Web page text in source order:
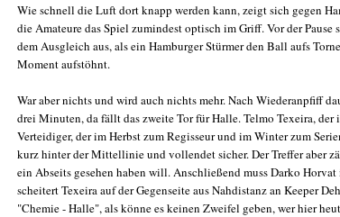
Wie schnell die Luft dort knapp werden kann, zeigt sich gegen
die Amateure das Spiel zumindest optisch im Griff. Vor der Pause
dem Ausgleich aus, als ein Hamburger Stürmer den Ball aufs
Moment aufstöhnt.
War aber nichts und wird auch nichts mehr. Nach Wiederanpfiff
drei Minuten, da fällt das zweite Tor für Halle. Telmo Texeira, der
Verteidiger, der im Herbst zum Regisseur und im Winter zum
kurz hinter der Mittellinie und vollendet sicher. Der Treffer aber
ein Abseits gesehen haben will. Anschließend muss Darko
scheitert Texeira auf der Gegenseite aus Nahdistanz an Keeper
"Chemie - Halle", als könne es keinen Zweifel geben, wer hier